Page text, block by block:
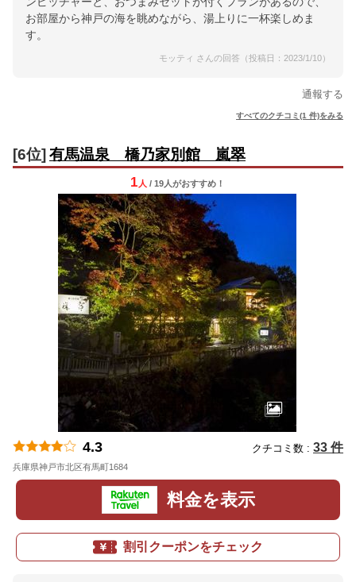
お部屋から神戸の海を眺めながら、湯上りに一杯楽しめま
す。
モッティ さんの回答（投稿日：2023/1/10）
通報する
すべてのクチコミ(1 件)をみる
[6位] 有馬温泉 橋乃家別館 嵐翠
1 人 / 19人がおすすめ！
4.3 クチコミ数 : 33 件
兵庫県神戸市北区有馬町1684
料金を表示
割引クーポンをチェック